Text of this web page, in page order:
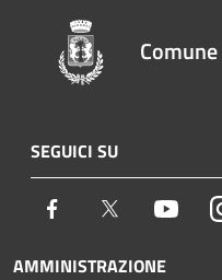
SEGUICI SU
Facebook Twitter
AMMINISTRAZIONE